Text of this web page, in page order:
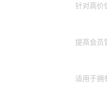
针对高
提高会
适用于